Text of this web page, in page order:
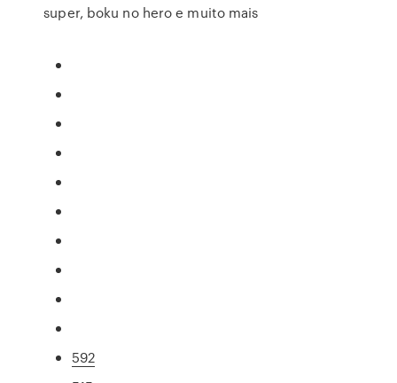
super, boku no hero e muito mais
592